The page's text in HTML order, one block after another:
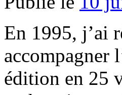
En 1995, j’ai
accompagner
édition en 25